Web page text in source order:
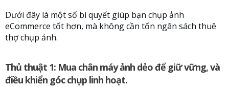
Dưới đây là một số bí quyết giúp bạn chụp ảnh
eCommerce tốt hơn, mà không cần tốn ngân sách thuê
thợ chụp ảnh.
Thủ thuật 1: Mua chân máy ảnh dẻo để giữ vững, và
điều khiển góc chụp linh hoạt.